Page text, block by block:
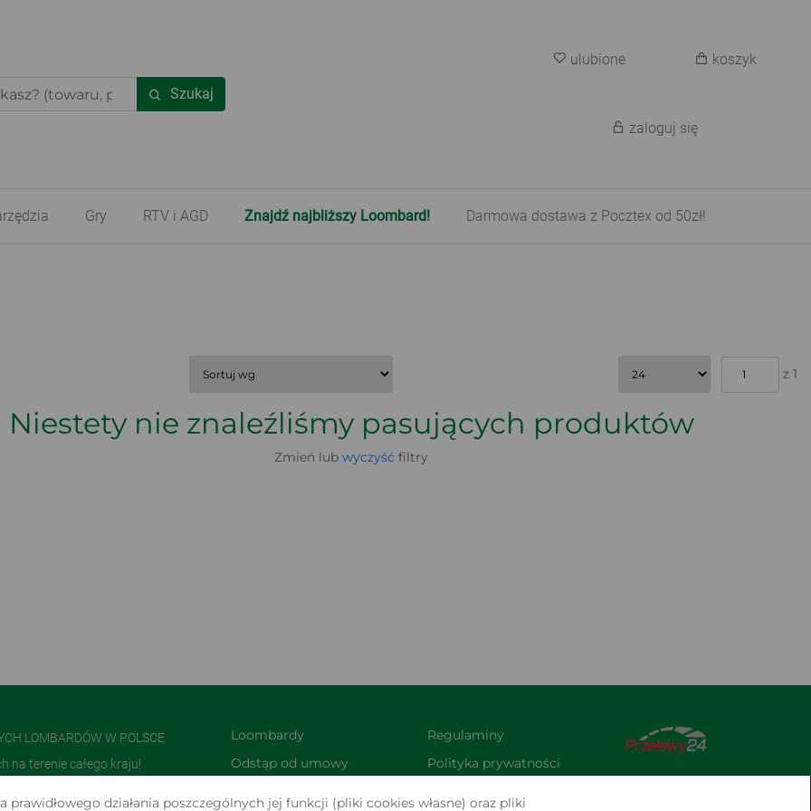
Szukaj
ulubione koszyk
zaloguj się
Gry RTV i AGD Znajdź najbliższy Loombard! Darmowa dostawa z Pocztex od 50zł!
z 1
Niestety nie znaleźliśmy pasujących produktów
Zmień lubwyczyść filtry
LOMBARDÓW W POLSCE
na terenie całego kraju!
Loombardy
Odstąp od umowy
Regulaminy
Polityka prywatności
działania poszczególnych jej funkcji (pliki cookies własne) oraz pliki